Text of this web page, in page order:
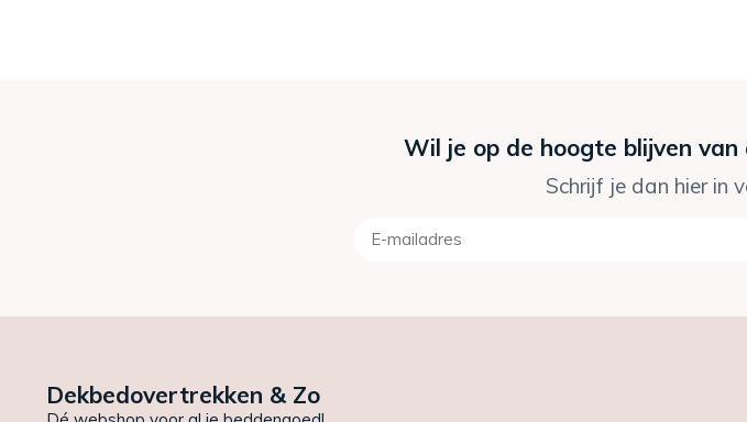
Wil je op de hoogte blijven
Schrijf je dan hier in
Dekbedovertrekken & Zo